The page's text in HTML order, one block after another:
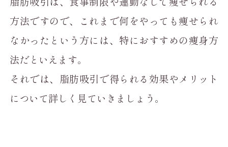
方法ですので、これまで何をやっても痩せられ
なかったという方には、特におすすめの痩身方
法だといえます。
それでは、脂肪吸引で得られる効果やメリット
について詳しく見ていきましょう。